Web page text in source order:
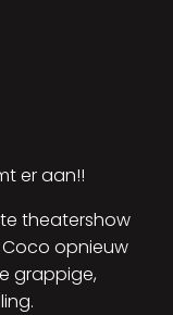
er aan!!
theatershow
Coco opnieuw
grappige,